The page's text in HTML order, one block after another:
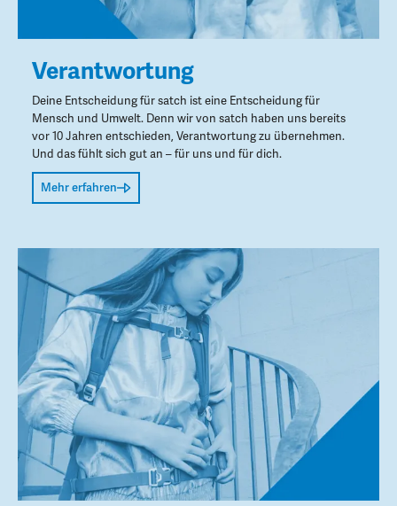
Verantwortung
Deine Entscheidung für satch ist eine Entscheidung für
Mensch und Umwelt. Denn wir von satch haben uns bereits
vor 10 Jahren entschieden, Verantwortung zu übernehmen.
Und das fühlt sich gut an – für uns und für dich.
Mehr erfahren